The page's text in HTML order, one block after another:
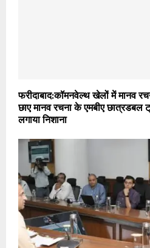
फरीदाबाद:कॉमनवेल्थ खेलों में मानव
छाए मानव रचना के एमबीए छात्रडबल
लगाया निशाना